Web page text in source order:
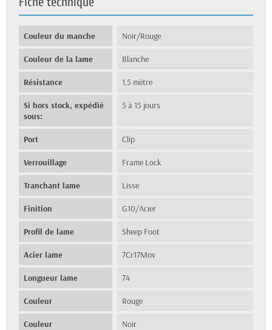
Couleur du manche Noir/Rouge
Couleur de la lame Blanche
Résistance 1,5 mètre
Si hors stock, expédié
sous:
5 à 15 jours
Port Clip
Verrouillage Frame Lock
Tranchant lame Lisse
Finition G10/Acier
Profil de lame Sheep Foot
Acier lame 7Cr17Mov
Longueur lame 74
Couleur Rouge
Couleur Noir